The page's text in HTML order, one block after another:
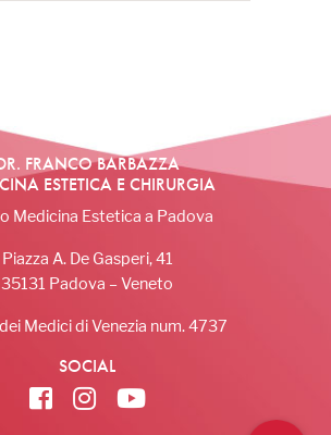
FRANCO BARBAZZA
ESTETICA E CHIRURGIA
Medicina Estetica a Padova
Piazza A. De Gasperi, 41
35131 Padova – Veneto
Medici di Venezia num. 4737
SOCIAL